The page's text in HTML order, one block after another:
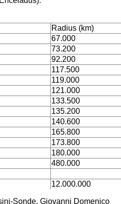
Radius (km)
67.000
73.200
92.200
117.500
119.000
121.000
133.500
135.200
140.600
165.800
173.800
180.000
480.000
12.000.000
Sonde, Giovanni Domenico